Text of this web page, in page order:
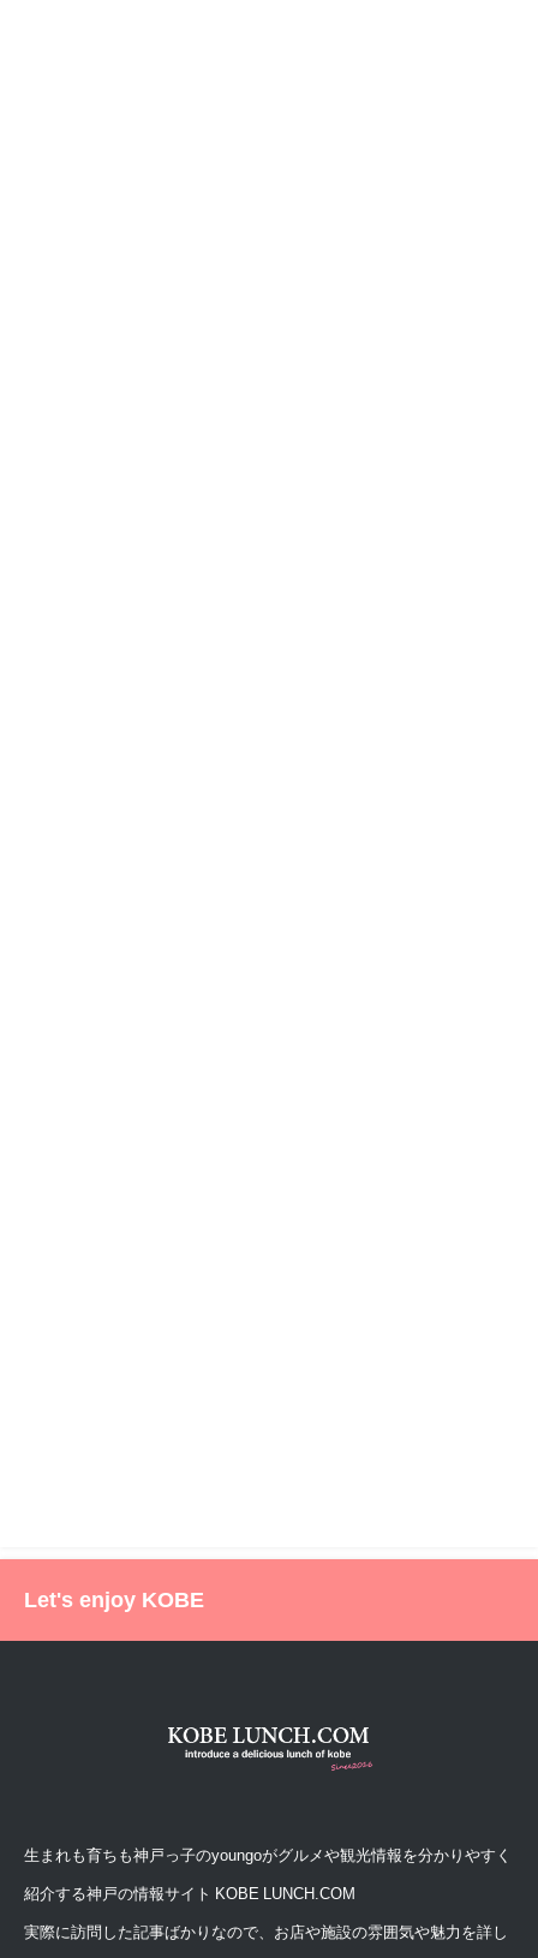
Let's enjoy KOBE
生まれも育ちも神戸っ子のyoungoがグルメや観光情報を分かりやすく
紹介する神戸の情報サイト KOBE LUNCH.COM
実際に訪問した記事ばかりなので、お店や施設の雰囲気や魅力を詳し